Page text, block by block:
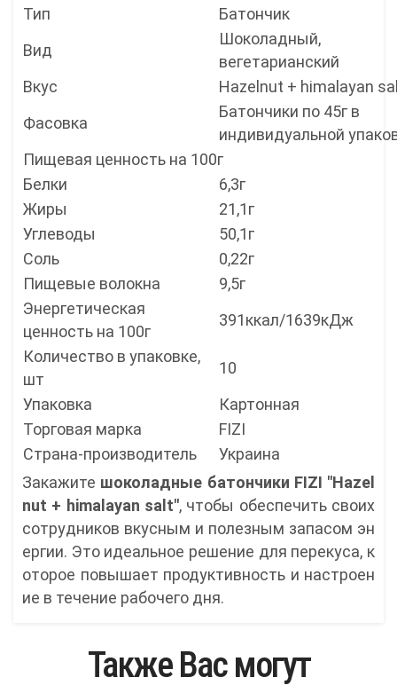
Тип
Батончик
Вид
Шоколадный,
вегетарианский
Вкус
Hazelnut + himalayan
Фасовка
Батончики по 45г в
индивидуальной
Пищевая ценность на 100г
Белки
6,3г
Жиры
21,1г
Углеводы
50,1г
Соль
0,22г
Пищевые волокна
9,5г
Энергетическая
ценность на 100г
391ккал/1639кДж
Количество в упаковке,
шт
10
Упаковка
Картонная
Торговая марка
FIZI
Страна-производитель
Украина
Закажите шоколадные батончики FIZI "Hazel
nut + himalayan salt", чтобы обеспечить своих
сотрудников вкусным и полезным запасом эн
ергии. Это идеальное решение для перекуса, к
оторое повышает продуктивность и настроен
ие в течение рабочего дня.
Также Вас могут